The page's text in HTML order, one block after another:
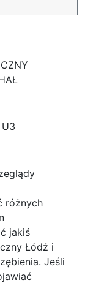
różnych
jakiś
Łódź i
Jeśli